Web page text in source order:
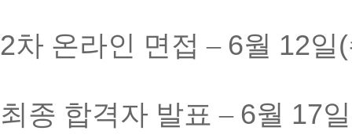
2차 온라인 면접– 6월 12일(
최종 합격자 발표– 6월 17일